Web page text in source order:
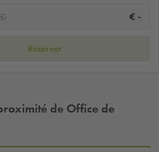
€ -
Réserver
de Office de